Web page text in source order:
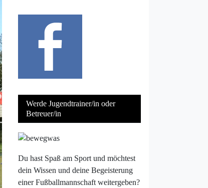
Werde Jugendtrainer/in oder
Betreuer/in
Du hast Spaß am Sport und möchtest
dein Wissen und deine Begeisterung
einer Fußballmannschaft weitergeben?